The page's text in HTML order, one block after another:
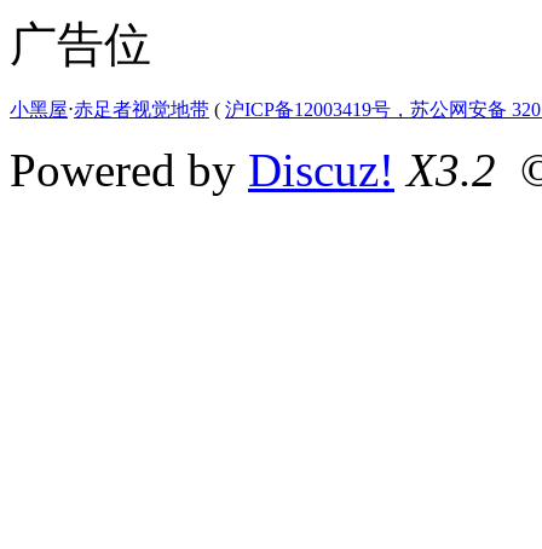
广告位
小黑屋⋅赤足者视觉地带 ( 沪ICP备12003419号，苏公网安备
Powered by Discuz! X3.2